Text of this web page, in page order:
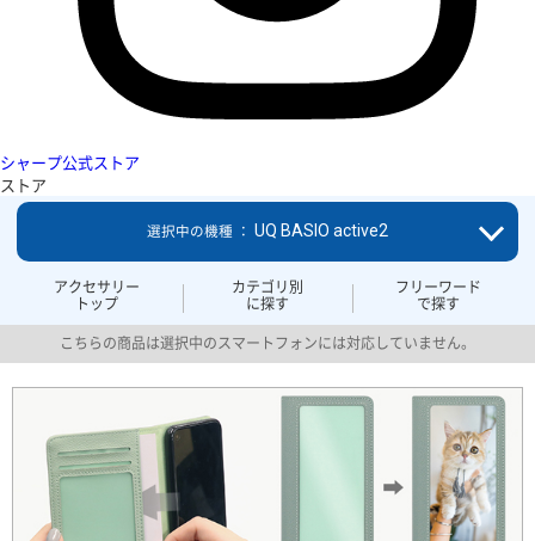
シャープ公式ストア
ストア
アクセサリー
トップ
カテゴリ別
に探す
フリーワード
で探す
選択中の機種 ： UQ BASIO active2
こちらの商品は選択中のスマートフォンには対応していません。